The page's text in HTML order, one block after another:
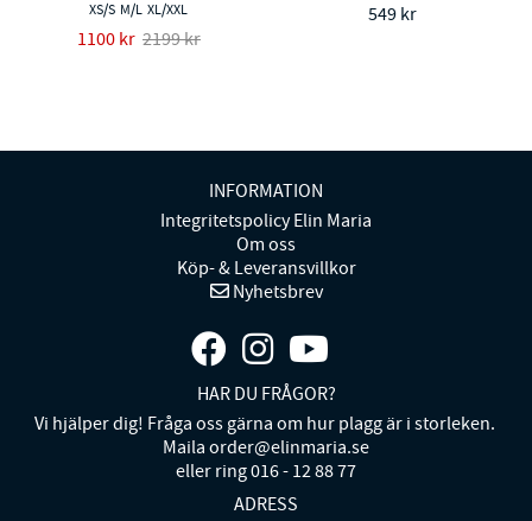
XS/S M/L XL/XXL
1100 kr 2199 kr
549 kr
INFORMATION
Integritetspolicy Elin Maria
Om oss
Köp- & Leveransvillkor
Nyhetsbrev
HAR DU FRÅGOR?
Vi hjälper dig! Fråga oss gärna om hur plagg är i storleken.
Maila order@elinmaria.se
eller ring 016 - 12 88 77
ADRESS